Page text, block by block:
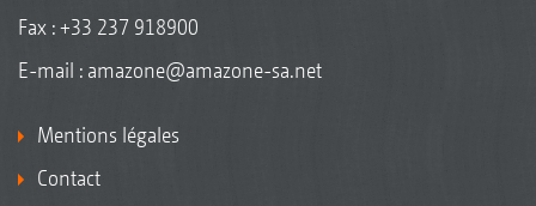
Fax : +33 237 918900
E-mail : amazone@amazone-sa.net
Mentions légales
Contact